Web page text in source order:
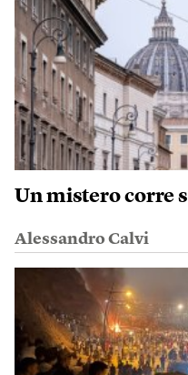
Un mistero corre
Alessandro Calvi